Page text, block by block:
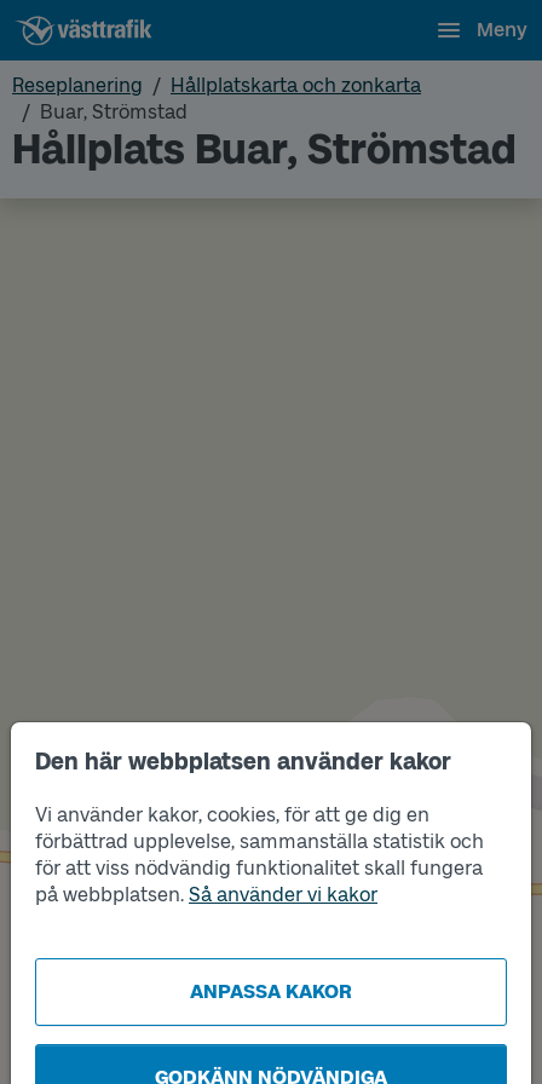
Den här webbplatsen använder kakor
Vi använder kakor, cookies, för att ge dig en
förbättrad upplevelse, sammanställa statistik och
för att viss nödvändig funktionalitet skall fungera
på webbplatsen. Så använder vi kakor
ANPASSA KAKOR
GODKÄNN NÖDVÄNDIGA
Meny
Reseplanering
Hållplatskarta och zonkarta
Buar, Strömstad
Hållplats Buar, Strömstad
Läge
A Läge
B